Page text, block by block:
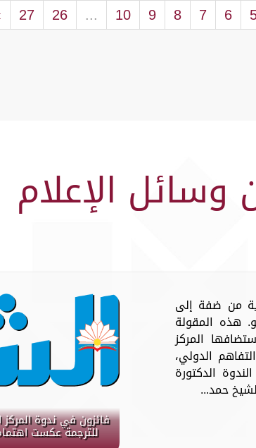
6
7
8
9
10
...
26
27
وسائل الإعلام
فائزون في ندوة
للترجمة عكست
من ضفة إلى
هذه المقولة
المركز
الدولي،
الدكتورة
حمد...